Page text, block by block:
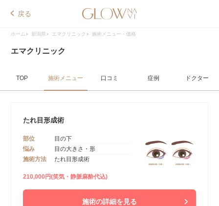
戻る
ホーム 新潟県 エマクリニック 施術メニュー・価格
エマクリニック
TOP 施術メニュー 口コミ 症例 ドクター
たれ目形成術
部位
目の下
悩み
目の大きさ・形
施術方法
たれ目形成術
210,000円(笑気・静脈麻酔代込)
施術の詳細を見る